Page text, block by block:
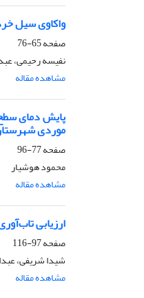
واکاوی سیل خرداد 1402 استان اردبیل با تاکید بر
صفحه65-76
نفیسه رحیمی،
مشاهده مقاله
پایش دمای سطح
موردی
صفحه77-96
محمود هوشیار
مشاهده مقاله
ارزیابی
صفحه97-116
شیدا شریفی،
مشاهده مقاله